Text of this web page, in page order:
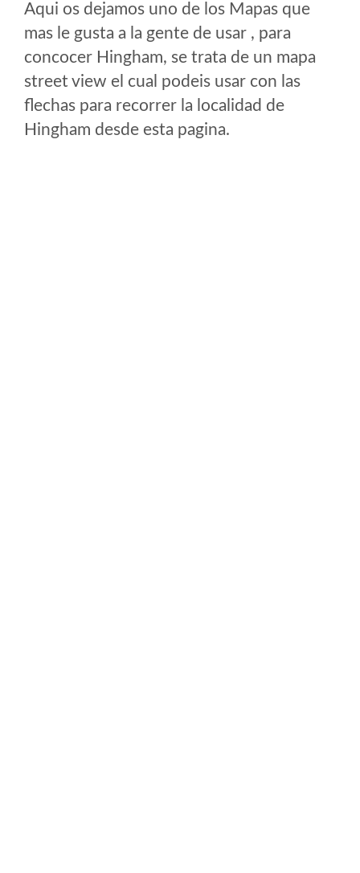
Aqui os dejamos uno de los Mapas que
mas le gusta a la gente de usar , para
concocer Hingham, se trata de un mapa
street view el cual podeis usar con las
flechas para recorrer la localidad de
Hingham desde esta pagina.